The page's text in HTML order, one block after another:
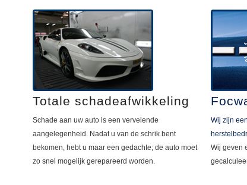
Totale schadeafwikkeling
Schade aan uw auto is een vervelende
aangelegenheid. Nadat u van de schrik bent
bekomen, hebt u maar een gedachte; de auto moet
zo snel mogelijk gerepareerd worden.
Wij zijn
Wij geven